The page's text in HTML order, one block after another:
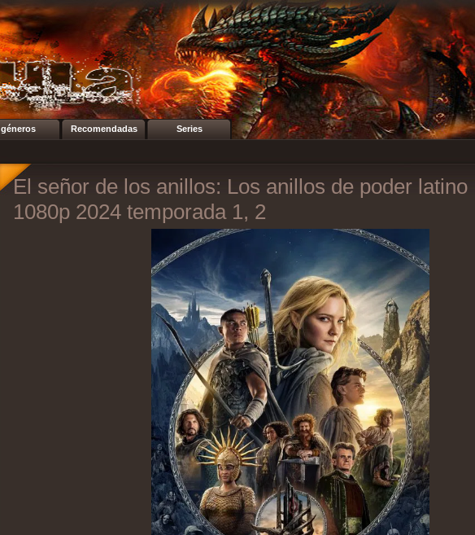
géneros Recomendadas Series
El señor de los anillos: Los anillos de poder latino
1080p 2024 temporada 1, 2